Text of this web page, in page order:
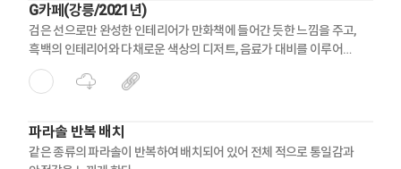
G카페(강릉/2021년)
검은 선으로만 완성한 인테리어가 만화책에 들어간 듯한 느낌을 주고,
흑백의 인테리어와 다채로운 색상의 디저트, 음료가 대비를 이루어
색다른 인상을 남긴다.
파라솔 반복 배치
같은 종류의 파라솔이 반복하여 배치되어 있어 전체 적으로 통일감과